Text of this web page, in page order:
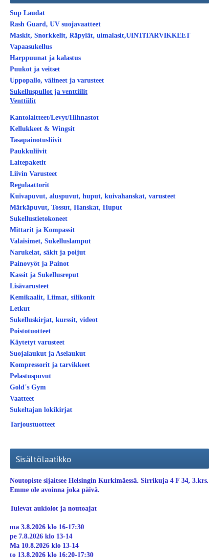
Sup Laudat
Rash Guard, UV suojavaatteet
Maskit, Snorkkelit, Räpylät, uimalasit,UINTITARVIKKEET
Vapaasukellus
Harppuunat ja kalastus
Puukot ja veitset
Uppopallo, välineet ja varusteet
Sukelluspullot ja venttiilit
Venttiilit
Kantolaitteet/Levyt/Hihnastot
Kellukkeet & Wingsit
Tasapainotusliivit
Paukkuliivit
Laitepaketit
Liivin Varusteet
Regulaattorit
Kuivapuvut, aluspuvut, huput, kuivahanskat, varusteet
Märkäpuvut, Tossut, Hanskat, Huput
Sukellustietokoneet
Mittarit ja Kompassit
Valaisimet, Sukelluslamput
Narukelat, säkit ja poijut
Painovyöt ja Painot
Kassit ja Sukellusreput
Lisävarusteet
Kemikaalit, Liimat, silikonit
Letkut
Sukelluskirjat, kurssit, videot
Poistotuotteet
Käytetyt varusteet
Suojalaukut ja Aselaukut
Kompressorit ja tarvikkeet
Pelastuspuvut
Gold´s Gym
Vaatteet
Sukeltajan lokikirjat
Tarjoustuotteet
Sisältölaatikko
Noutopiste sijaitsee Helsingin Kurkimäessä. Sirrikuja 4 F 34, 3.krs.
Emme ole avoinna joka päivä.
Tulevat aukiolot ja noutoajat
ma 3.8.2026 klo 16-17:30
pe 7.8.2026 klo 13-14
Ma 10.8.2026 klo 13-14
to 13.8.2026 klo 16:20-17:30